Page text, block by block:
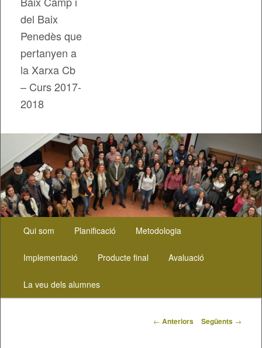
del Baix
Penedès que
pertanyen a
la Xarxa Cb
– Curs 2017-
2018
principal
Aneu
al
contingut
Qui som Planificació Metodologia
Implementació Producte final Avaluació
La veu dels alumnes
Navegació
← Anteriors Següents →